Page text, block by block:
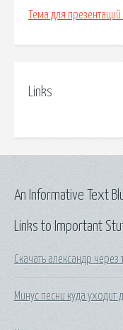
Тема для презентаций
Links
Links to Important
Скачать александр
Минус песни куда уходит
An Informative Text